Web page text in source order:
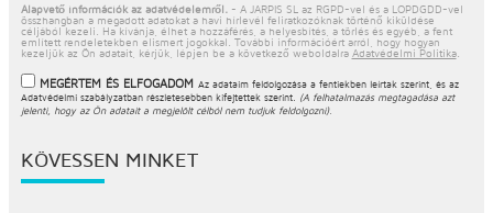
Alapvető információk az adatvédelemről. - A JARPIS SL az RGPD-vel és a LOPDGDD-vel
összhangban a megadott adatokat a havi hírlevél feliratkozóknak történő kiküldése
céljából kezeli. Ha kívánja, élhet a hozzáférés, a helyesbítés, a törlés és egyéb, a fent
említett rendeletekben elismert jogokkal. További információért arról, hogy hogyan
kezeljük az Ön adatait, kérjük, lépjen be a következő weboldalra Adatvédelmi Politika.
MEGÉRTEM ÉS ELFOGADOM Az adataim feldolgozása a fentiekben leírtak szerint, és az
Adatvédelmi szabályzatbanrészletesebben kifejtettek szerint.
(A felhatalmazás megtagadása azt
jelenti, hogy az Ön adatait a megjelölt célból nem tudjuk feldolgozni).
KÖVESSEN MINKET